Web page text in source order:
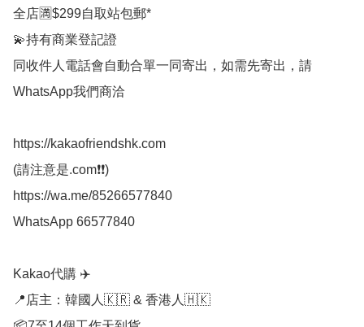
全店🈵$299自取站包郵*
💫持有商業登記證
同收件人電話會自動合單一同寄出，如需先寄出，請
WhatsApp我們商洽
https://kakaofriendshk.com
(請注意是.com❗❗)
https://wa.me/85266577840
WhatsApp 66577840
Kakao代購 ✈️
📍店主：韓國人🇰🇷 & 香港人🇭🇰